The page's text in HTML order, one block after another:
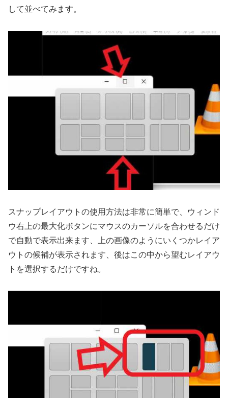
して並べてみます。
スナップレイアウトの使用方法は非常に簡単で、ウィンド
ウ右上の最大化ボタンにマウスのカーソルを合わせるだけ
で自動で表示出来ます、上の画像のようにいくつかレイア
ウトの候補が表示されます、後はこの中から望むレイアウ
トを選択するだけですね。